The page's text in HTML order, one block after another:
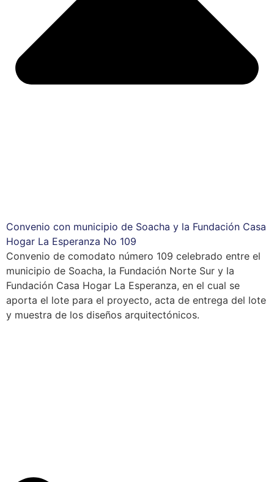
Convenio con municipio de Soacha y la Fundación Casa
Hogar La Esperanza No 109
Convenio de comodato número 109 celebrado entre el
municipio de Soacha, la Fundación Norte Sur y la
Fundación Casa Hogar La Esperanza, en el cual se
aporta el lote para el proyecto, acta de entrega del lote
y muestra de los diseños arquitectónicos.